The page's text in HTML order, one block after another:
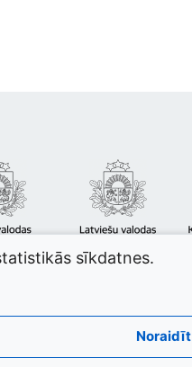
sīkdatnes.
Noraidīt